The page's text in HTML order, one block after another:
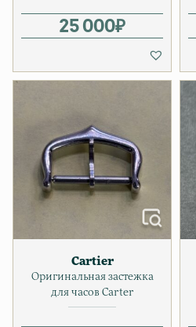
25 000₽
Cartier
Оригинальная застежка
для часов Carter